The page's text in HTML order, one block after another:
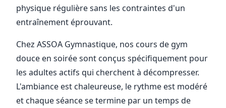
physique régulière sans les contraintes d'un
entraînement éprouvant.
Chez ASSOA Gymnastique, nos cours de gym
douce en soirée sont conçus spécifiquement pour
les adultes actifs qui cherchent à décompresser.
L'ambiance est chaleureuse, le rythme est modéré
et chaque séance se termine par un temps de